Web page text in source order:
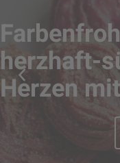
herzhaft-
Herzen